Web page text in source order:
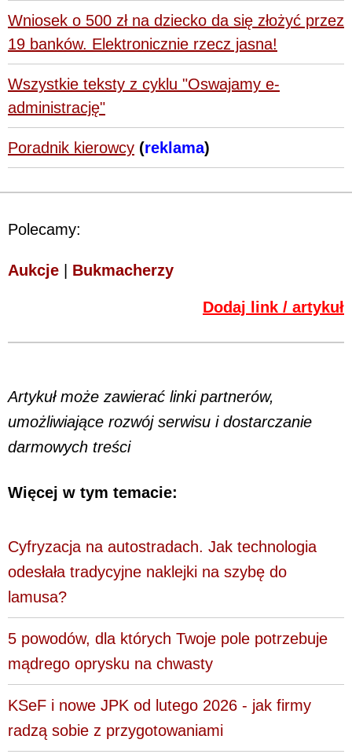
Wniosek o 500 zł na dziecko da się złożyć przez
19 banków. Elektronicznie rzecz jasna!
Wszystkie teksty z cyklu "Oswajamy e-
administrację"
Poradnik kierowcy (reklama)
Polecamy:
Aukcje Bukmacherzy
Dodaj link / artykuł
Artykuł może zawierać linki partnerów,
umożliwiające rozwój serwisu i dostarczanie
darmowych treści
Więcej w tym temacie:
Cyfryzacja na autostradach. Jak technologia
odesłała tradycyjne naklejki na szybę do
lamusa?
5 powodów, dla których Twoje pole potrzebuje
mądrego oprysku na chwasty
KSeF i nowe JPK od lutego 2026 - jak firmy
radzą sobie z przygotowaniami